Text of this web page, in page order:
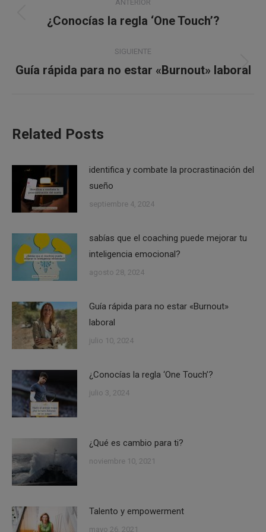
entre
publicaciones
ANTERIOR
Publicación
¿Conocías la regla ‘One Touch’?
SIGUIENTE
Publicación
Guía rápida para no estar «Burnout» laboral
Related Posts
identifica y combate la procrastinación del
sueño
septiembre 4, 2024
sabías que el coaching puede mejorar tu
inteligencia emocional?
agosto 28, 2024
Guía rápida para no estar «Burnout»
laboral
julio 10, 2024
¿Conocías la regla ‘One Touch’?
julio 3, 2024
¿Qué es cambio para ti?
noviembre 10, 2021
Talento y empowerment
mayo 26, 2021